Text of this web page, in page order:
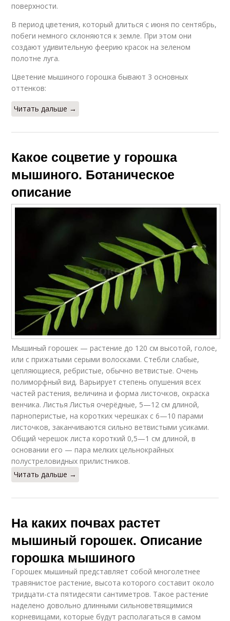
поверхности.
В период цветения, который длиться с июня по сентябрь,
побеги немного склоняются к земле. При этом они
создают удивительную феерию красок на зеленом
полотне луга.
Цветение мышиного горошка бывают 3 основных
оттенков:
Читать дальше →
Какое соцветие у горошка
мышиного. Ботаническое
описание
Мышиный горошек — растение до 120 см высотой, голое,
или с прижатыми серыми волосками. Стебли слабые,
цепляющиеся, ребристые, обычно ветвистые. Очень
полиморфный вид. Варьирует степень опушения всех
частей растения, величина и форма листочков, окраска
венчика. Листья Листья очерёдные, 5—12 см длиной,
парноперистые, на коротких черешках с 6—10 парами
листочков, заканчиваются сильно ветвистыми усиками.
Общий черешок листа короткий 0,5—1 см длиной, в
основании его — пара мелких цельнокрайных
полустреловидных прилистников.
Читать дальше →
На каких почвах растет
мышиный горошек. Описание
горошка мышиного
Горошек мышиный представляет собой многолетнее
травянистое растение, высота которого составит около
тридцати-ста пятидесяти сантиметров. Такое растение
наделено довольно длинными сильноветвящимися
корневищами, которые будут располагаться в самом